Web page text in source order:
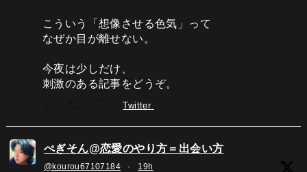
こういう「想像させる色気」って
なぜか目が離せない。
今夜は少しだけ、
刺激のある記事をどうぞ。
Twitter
ぺぎそん@恋愛のやり方＝出会い方
@kourou67107184 · 19h